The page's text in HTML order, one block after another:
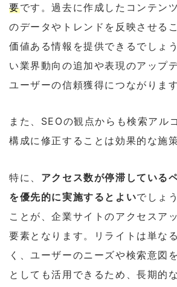
要です。過去に作成したコンテン
のデータやトレンドを反映させる
価値ある情報を提供できるでしょ
い業界動向の追加や表現のアップ
ユーザーの信頼獲得につながります
また、SEOの観点からも検索アル
構成に修正することは効果的な施策
特に、 アクセス数が停滞している
を優先的に実施するとよいでしょ
ことが、企業サイトのアクセスア
要素となります。リライトは単な
く、ユーザーのニーズや検索意図
としても活用できるため、長期的